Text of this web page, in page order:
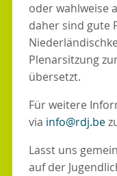
oder wahlweise
daher sind gute
Plenarsitzung
übersetzt.
Für weitere
via info@rdj.be
Lasst uns
auf der